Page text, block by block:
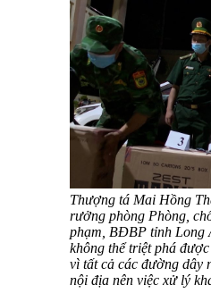
Thượng tá Mai Hồng
rưởng phòng Phòng,
phạm, BĐBP tỉnh Long
không thể triệt phá
vì tất cả các đường dây
nội địa nên việc xử lý